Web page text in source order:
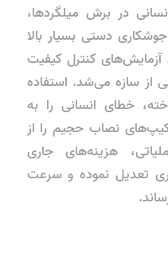
در برش میلگردها،
دستی بسیار بالا
کنترل کیفیت
از سازه می‌شد. استفاده
خطای انسانی را به
نصاب حجیم را از
هزینه‌های جاری
تعدیل نموده و سرعت